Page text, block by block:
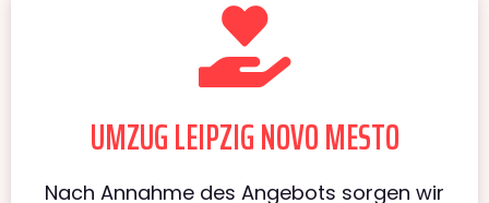
UMZUG LEIPZIG NOVO MESTO
Nach Annahme des Angebots sorgen wir